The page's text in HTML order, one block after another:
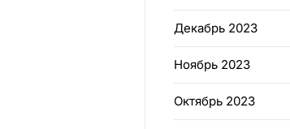
Декабрь 2023
Ноябрь 2023
Октябрь 2023